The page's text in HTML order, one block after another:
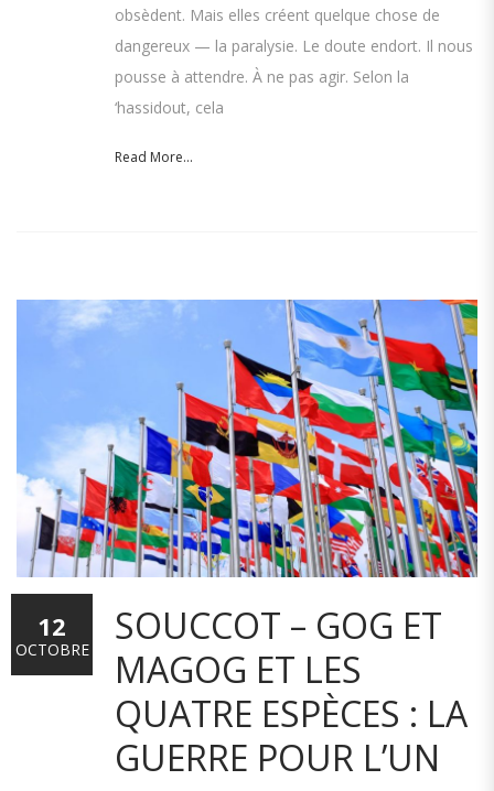
obsèdent. Mais elles créent quelque chose de
dangereux — la paralysie. Le doute endort. Il nous
pousse à attendre. À ne pas agir. Selon la
‘hassidout, cela
Read More...
SOUCCOT – GOG ET
MAGOG ET LES
QUATRE ESPÈCES : LA
GUERRE POUR L’UN
12
OCTOBRE